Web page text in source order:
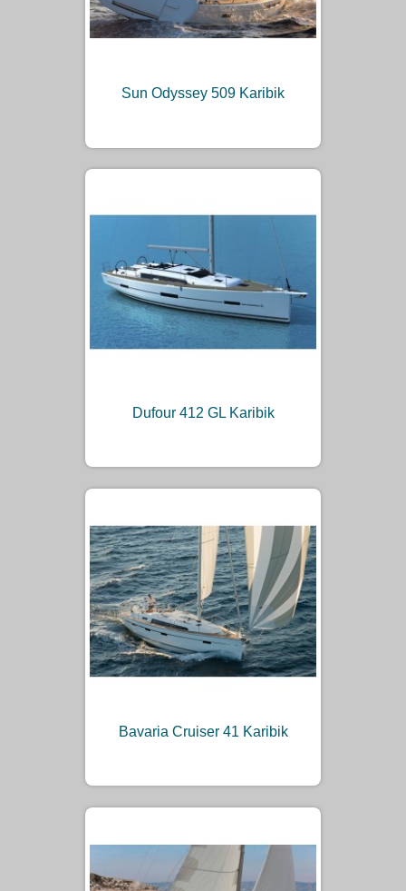
Sun Odyssey 509 Karibik
Dufour 412 GL Karibik
Bavaria Cruiser 41 Karibik